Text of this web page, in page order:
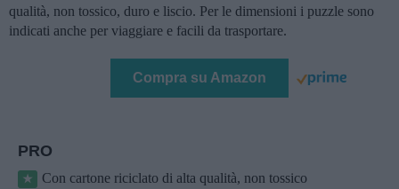
qualità, non tossico, duro e liscio. Per le dimensioni i puzzle sono
indicati anche per viaggiare e facili da trasportare.
Compra su Amazon
PRO
Con cartone riciclato di alta qualità, non tossico